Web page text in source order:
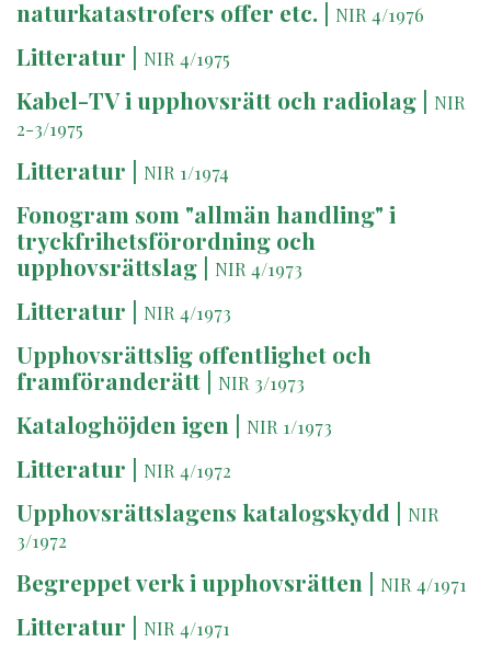
naturkatastrofers offer etc. | NIR 4/1976
Litteratur | NIR 4/1975
Kabel-TV i upphovsrätt och radiolag | NIR
2-3/1975
Litteratur | NIR 1/1974
Fonogram som "allmän handling" i
tryckfrihetsförordning och
upphovsrättslag | NIR 4/1973
Litteratur | NIR 4/1973
Upphovsrättslig offentlighet och
framföranderätt | NIR 3/1973
Kataloghöjden igen | NIR 1/1973
Litteratur | NIR 4/1972
Upphovsrättslagens katalogskydd | NIR
3/1972
Begreppet verk i upphovsrätten | NIR 4/1971
Litteratur | NIR 4/1971